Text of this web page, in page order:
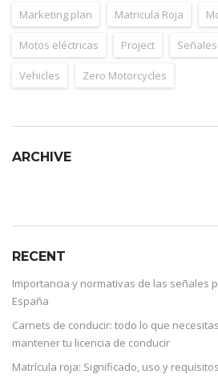
Marketing plan Matricula Roja
Motos eléctricas Project
Vehicles Zero Motorcycles
ARCHIVE
RECENT
Importancia y normativas de las señales
España
Carnets de conducir: todo lo que
mantener tu licencia de conducir
Matrícula roja: Significado, uso y